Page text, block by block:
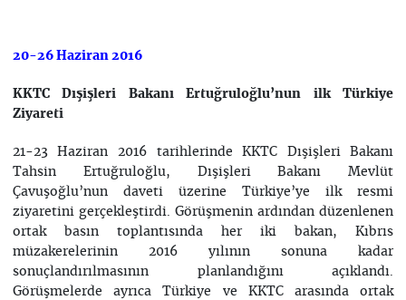
20-26 Haziran 2016
KKTC Dışişleri Bakanı Ertuğruloğlu’nun ilk Türkiye
Ziyareti
21-23 Haziran 2016 tarihlerinde KKTC Dışişleri Bakanı
Tahsin Ertuğruloğlu, Dışişleri Bakanı Mevlüt
Çavuşoğlu’nun daveti üzerine Türkiye’ye ilk resmi
ziyaretini gerçekleştirdi. Görüşmenin ardından düzenlenen
ortak basın toplantısında her iki bakan, Kıbrıs
müzakerelerinin 2016 yılının sonuna kadar
sonuçlandırılmasının planlandığını açıklandı.
Görüşmelerde ayrıca Türkiye ve KKTC arasında ortak